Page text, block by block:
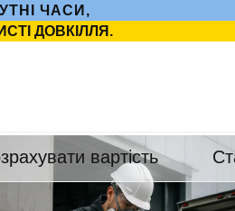
ЧАСИ,
ДОВКІЛЛЯ.
вартість